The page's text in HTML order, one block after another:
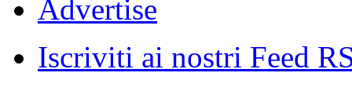
Advertise
Iscriviti ai nostri Feed